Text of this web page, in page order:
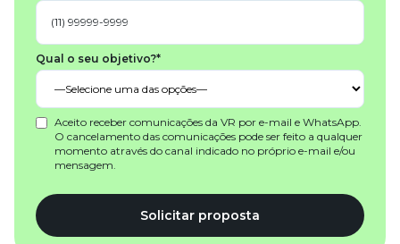
Qual o seu objetivo?*
Aceito receber comunicações da VR por e-mail e WhatsApp.
O cancelamento das comunicações pode ser feito a qualquer
momento através do canal indicado no próprio e-mail e/ou
mensagem.
Solicitar proposta